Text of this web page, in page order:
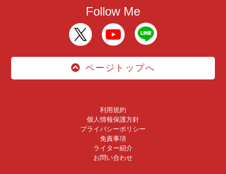
Follow Me
ページトップへ
利用規約
個人情報保護方針
プライバシーポリシー
免責事項
ライター紹介
お問い合わせ